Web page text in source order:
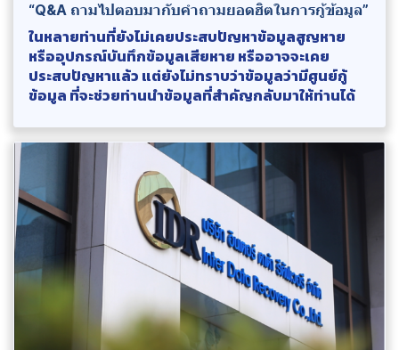
“Q&A ถามไปตอบมากับคำถามยอดฮิตในการกู้ข้อมูล”
ในหลายท่านที่ยังไม่เคยประสบปัญหาข้อมูลสูญหาย
หรืออุปกรณ์บันทึกข้อมูลเสียหาย หรืออาจจะเคย
ประสบปัญหาแล้ว แต่ยังไม่ทราบว่าข้อมูลว่ามีศูนย์กู้
ข้อมูล ที่จะช่วยท่านนำข้อมูลที่สำคัญกลับมาให้ท่านได้